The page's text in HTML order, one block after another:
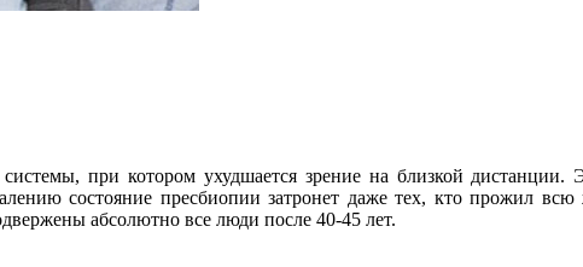
при котором ухудшается зрение на близкой дистанции.
состояние пресбиопии затронет даже тех, кто прожил
абсолютно все люди после 40-45 лет.